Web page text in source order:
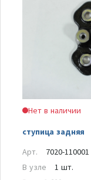
Нет в наличии
ступица задняя
Арт.
7020-110001
В узле
1 шт.